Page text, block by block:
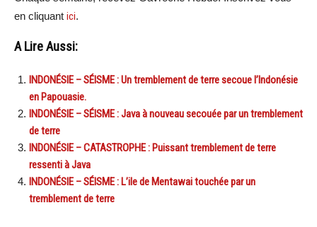
en cliquant ici.
A Lire Aussi:
INDONÉSIE – SÉISME : Un tremblement de terre secoue l’Indonésie
en Papouasie.
INDONÉSIE – SÉISME : Java à nouveau secouée par un tremblement
de terre
INDONÉSIE – CATASTROPHE : Puissant tremblement de terre
ressenti à Java
INDONÉSIE – SÉISME : L’ile de Mentawai touchée par un
tremblement de terre